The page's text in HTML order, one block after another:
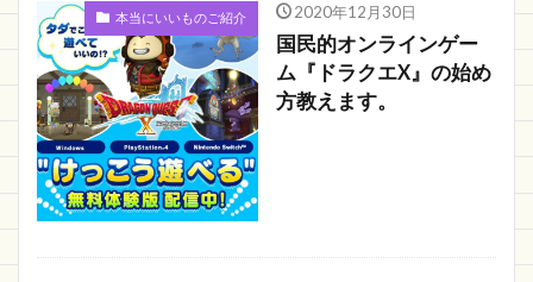
本当にいいものご紹介 2020年12月30日
国民的オンラインゲー
ム『ドラクエX』の始め
方教えます。